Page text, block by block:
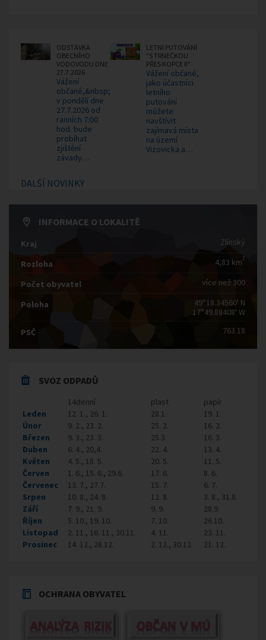
ODSTÁVKA
OBECNÍHO
VODOVODU DNE
27.7.2026
Vážení
občané,&nbsp;
v pondělí dne
27.7.2026 od
ranních 7:00
hod. bude
probíhat
zjištění
závady…
LETNÍ PUTOVÁNÍ
"S TRNEČKOU
PŘES KOPCE II"
Vážení občané,
jako účastníci
letního
putování
můžete
navštívit
zajímavá místa
na území
Vizovicka a…
DALŠÍ NOVINKY
INFORMACE O LOKALITĚ
Kraj Zlínský
Rozloha 4,83 km2
Počet obyvatel více než 300
Poloha
49°18.34560' N
17°49.88408' W
PSČ
763 18
SVOZ ODPADŮ
14denní plast
papír
Leden
12. 1., 26. 1. 28.1.
19. 1.
Únor
9. 2., 23. 2. 25. 2.
16. 2.
Březen
9. 3., 23. 3. 25.3.
16. 3.
Duben
6. 4., 20,4. 22. 4.
13. 4.
Květen
4. 5., 18. 5. 20. 5.
11. 5.
Červen
1. 6., 15. 6., 29.6. 17. 6.
8. 6.
Červenec
13. 7., 27.7. 15. 7.
6. 7.
Srpen
10. 8., 24. 8. 12. 8.
3. 8., 31.8.
Září
7. 9., 21. 9. 9. 9.
28.9.
Říjen
5. 10., 19. 10. 7. 10.
26.10.
Listopad
2. 11., 16. 11., 30.11. 4. 11.
23. 11.
Prosinec
14. 12., 28.12. 2. 12., 30.12. 21. 12.
OCHRANA OBYVATEL